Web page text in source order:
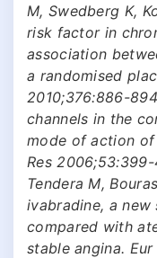
M, Swedberg K,
risk factor in
association
a randomised
2010;376:886-
channels in the
mode of action of
Res
Tendera M,
ivabradine, a
compared with
stable angina.